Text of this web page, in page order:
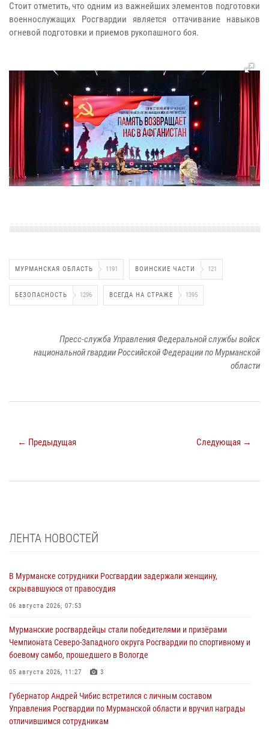
Стоит отметить, что одним из важнейших элементов подготовки
военнослужащих Росгвардии является оттачивание навыков
огневой подготовки и приемов рукопашного боя.
МУРМАНСКАЯ ОБЛАСТЬ 1191 ВОИНСКИЕ ЧАСТИ 121
БЕЗОПАСНОСТЬ 1296 ВСЕГДА НА СТРАЖЕ 1395
Пресс-служба Управления Федеральной службы войск
национальной гвардии Российской Федерации по Мурманской
области
← Предыдущая Следующая →
ЛЕНТА НОВОСТЕЙ
В Мурманске сотрудники Росгвардии задержали женщину,
скрывавшуюся от правосудия
06 августа 2026, 07:53
Мурманские росгвардейцы стали победителями и призёрами
Чемпионата Северо-Западного округа Росгвардии по спортивному и
боевому самбо, прошедшего в Вологде
05 августа 2026, 11:27 3
Губернатор Андрей Чибис встретился с личным составом
Управления Росгвардии по Мурманской области и вручил награды
отличившимся сотрудникам